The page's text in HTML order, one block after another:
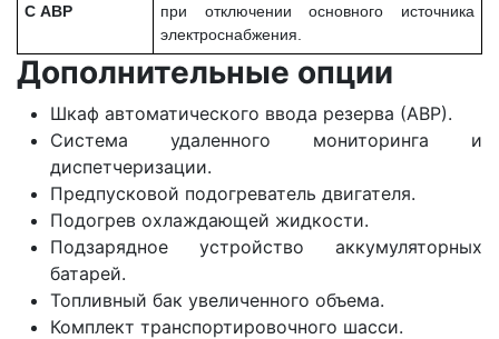
С АВР
при отключении основного источника
электроснабжения.
Дополнительные опции
Шкаф автоматического ввода резерва (АВР).
Система удаленного мониторинга и
диспетчеризации.
Предпусковой подогреватель двигателя.
Подогрев охлаждающей жидкости.
Подзарядное устройство аккумуляторных
батарей.
Топливный бак увеличенного объема.
Комплект транспортировочного шасси.